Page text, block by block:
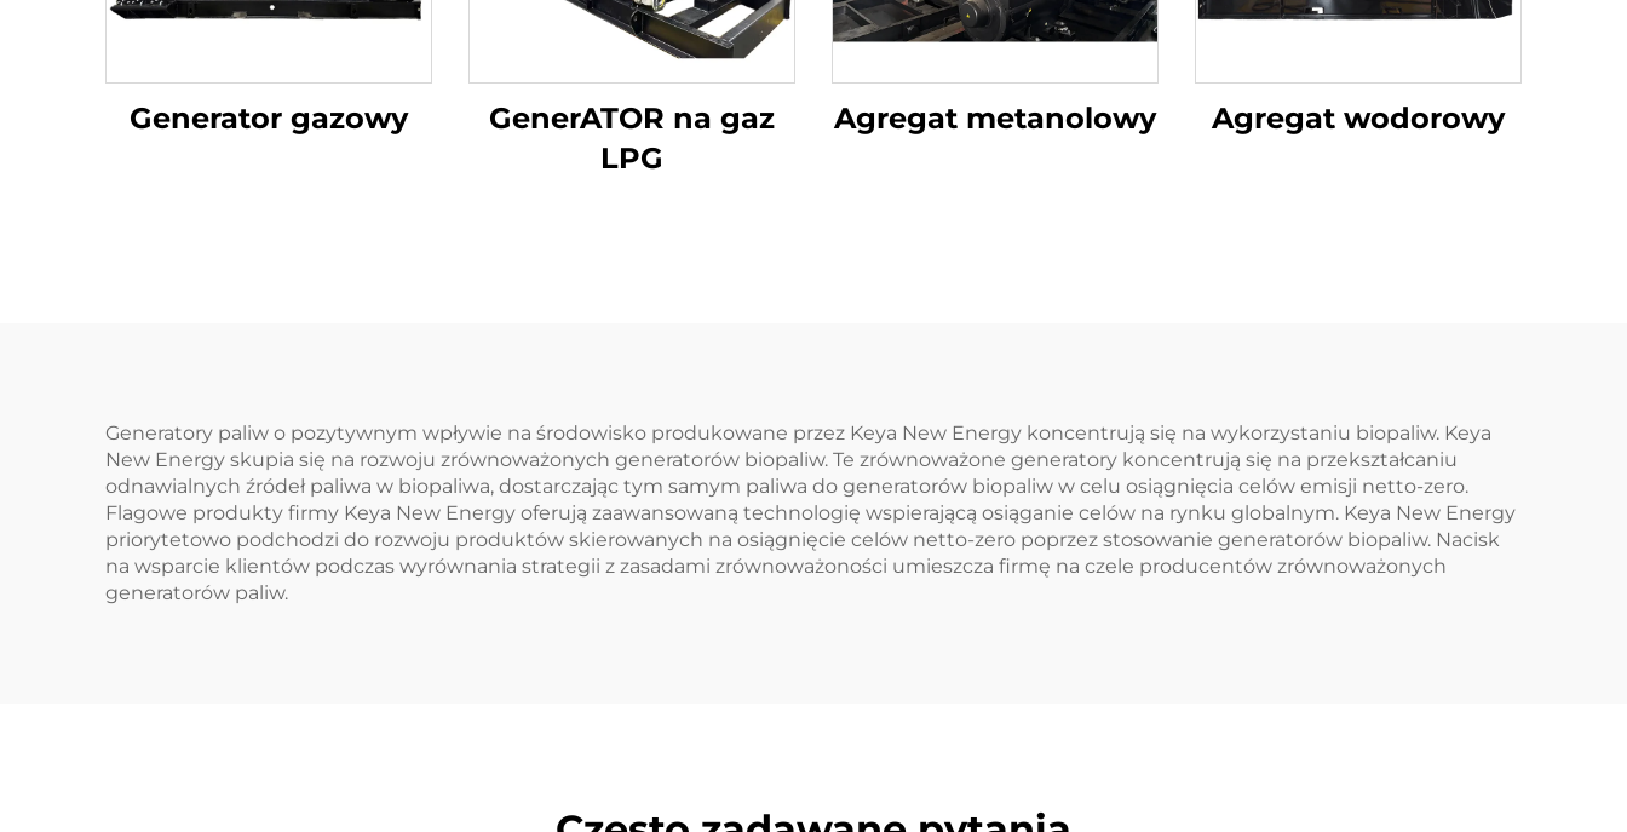
Generator gazowy
GenerATOR na gaz
LPG
Agregat metanolowy Agregat wodorowy
Generatory paliw o pozytywnym wpływie na środowisko produkowane przez Keya New Energy koncentrują się na wykorzystaniu biopaliw. Keya
New Energy skupia się na rozwoju zrównoważonych generatorów biopaliw. Te zrównoważone generatory koncentrują się na przekształcaniu
odnawialnych źródeł paliwa w biopaliwa, dostarczając tym samym paliwa do generatorów biopaliw w celu osiągnięcia celów emisji netto-zero.
Flagowe produkty firmy Keya New Energy oferują zaawansowaną technologię wspierającą osiąganie celów na rynku globalnym. Keya New Energy
priorytetowo podchodzi do rozwoju produktów skierowanych na osiągnięcie celów netto-zero poprzez stosowanie generatorów biopaliw. Nacisk
na wsparcie klientów podczas wyrównania strategii z zasadami zrównoważoności umieszcza firmę na czele producentów zrównoważonych
generatorów paliw.